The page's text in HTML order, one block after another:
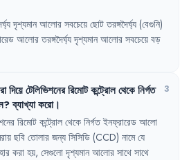
দৃশ্যমান আলোর সবচেয়ে ছোট তরঙ্গদৈর্ঘ্য (বেগুনি)
আলোর তরঙ্গদৈর্ঘ্য দৃশ্যমান আলোর সবচেয়ে বড়
দিয়েটেলিভিশনেররিমোটকন্ট্রোলথেকেনির্গত
?ব্যাখ্যাকরো।
3
রিমোট কন্ট্রোল থেকে নির্গত ইনফ্রারেড আলো
ছবি তোলার জন্য সিসিডি (CCD) নামে যে
করা হয়, সেগুলো দৃশ্যমান আলোর সাথে সাথে